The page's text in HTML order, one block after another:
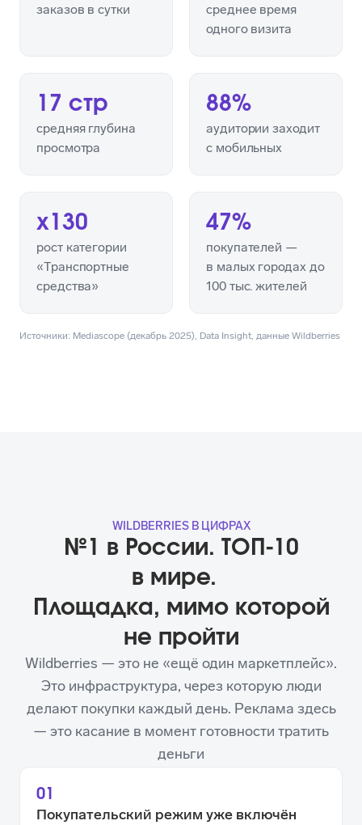
заказов в сутки
среднее время
одного визита
17 стр
средняя глубина
просмотра
88%
аудитории заходит
с мобильных
х130
рост категории
«Транспортные
средства»
47%
покупателей —
в малых городах до
100 тыс. жителей
Источники: Mediascope (декабрь 2025), Data Insight, данные Wildberries
WILDBERRIES В ЦИФРАХ
№1 в России. ТОП-10
в мире.
Площадка, мимо которой
не пройти
Wildberries — это не «ещё один маркетплейс».
Это инфраструктура, через которую люди
делают покупки каждый день. Реклама здесь
— это касание в момент готовности тратить
деньги
01
Покупательский режим уже включён